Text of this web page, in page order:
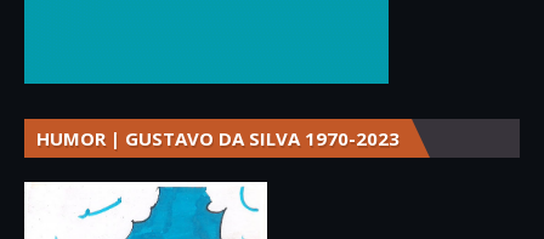
HUMOR | GUSTAVO DA SILVA 1970-2023